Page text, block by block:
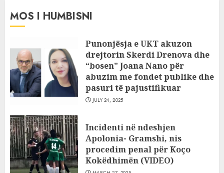
MOS I HUMBISNI
Punonjësja e UKT akuzon
drejtorin Skerdi Drenova dhe
“bosen” Joana Nano për
abuzim me fondet publike dhe
pasuri të pajustifikuar
JULY 24, 2025
Incidenti në ndeshjen
Apolonia- Gramshi, nis
procedim penal për Koço
Kokëdhimën (VIDEO)